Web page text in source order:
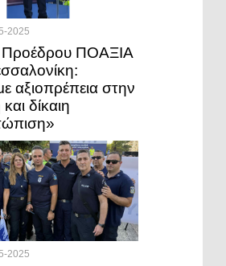
2025
Προέδρου ΠΟΑΞΙΑ
αξιοπρέπεια στην
δίκαιη
2025